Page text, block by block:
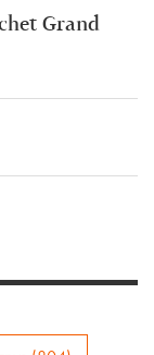
Grand